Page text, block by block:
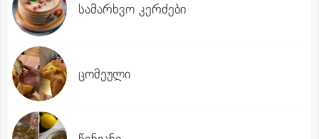
სამარხვო კერძები
ცომეული